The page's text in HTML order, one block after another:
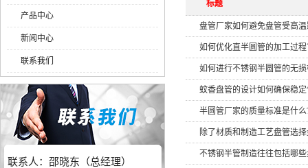
产品中心
新闻中心
联系我们
联系人：邵晓东（总经理）
标题
盘管厂家如何避免盘管受高
如何优化直半圆管的加工过
如何进行不锈钢半圆管的无损
蚊香盘管的设计如何确保稳定
半圆管厂家的质量标准是什么
除了材质和制造工艺盘管选
不锈钢半管制造往往包括哪